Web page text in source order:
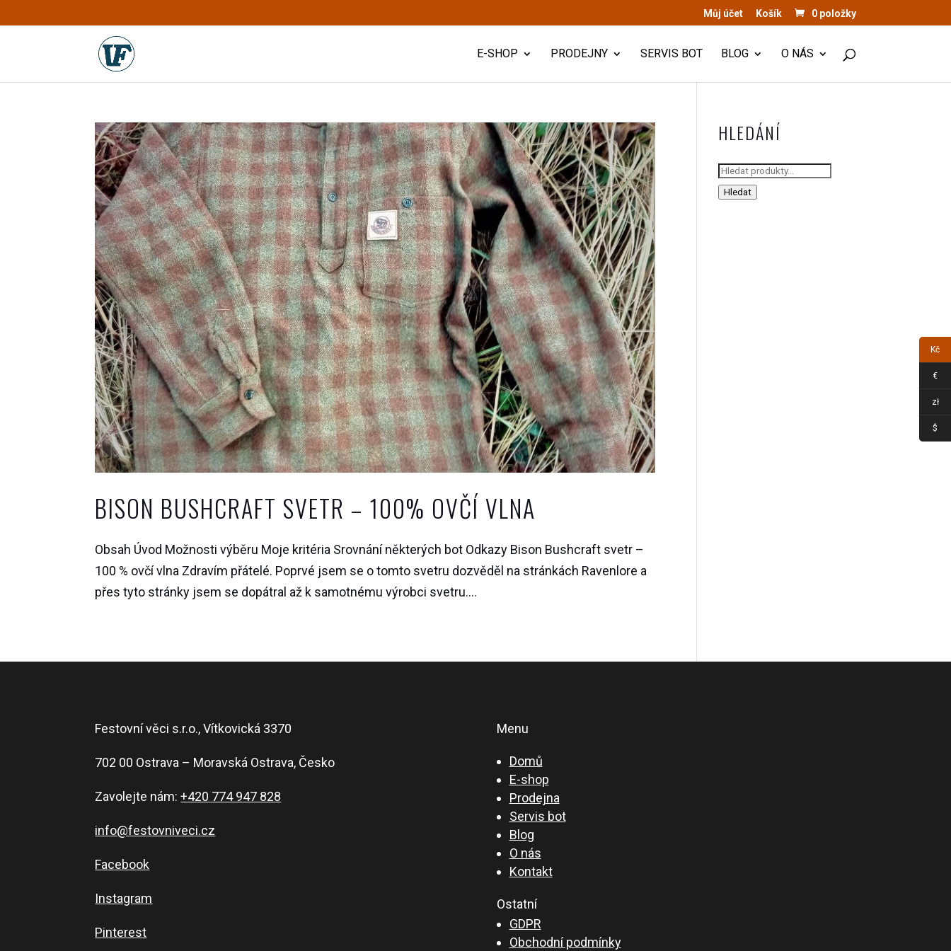
Můj účet Košík 0 položky
E-SHOP PRODEJNY SERVIS BOT BLOG O NÁS
BISON BUSHCRAFT SVETR – 100% OVČÍ VLNA
Obsah Úvod Možnosti výběru Moje kritéria Srovnání některých bot Odkazy Bison Bushcraft svetr –
100 % ovčí vlna Zdravím přátelé. Poprvé jsem se o tomto svetru dozvěděl na stránkách Ravenlore a
přes tyto stránky jsem se dopátral až k samotnému výrobci svetru....
HLEDÁNÍ
Hledat:
Hledat
Festovní věci s.r.o., Vítkovická 3370
702 00 Ostrava – Moravská Ostrava, Česko
Zavolejte nám:+420 774 947 828
info@festovniveci.cz
Facebook
Instagram
Pinterest
Menu
Domů
E-shop
Prodejna
Servis bot
Blog
O nás
Kontakt
Ostatní
GDPR
Obchodní podmínky
Kč
€
zł
$